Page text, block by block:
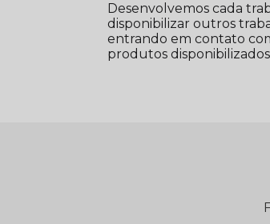
Desenvolvemos cada
disponibilizar outros
entrando em contato
produtos